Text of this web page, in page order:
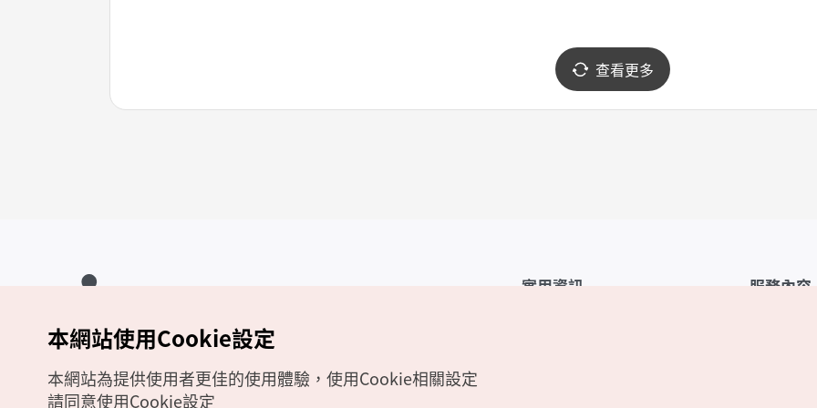
查看更多
實用資訊 服務內容
Copyrights (c) 韓國觀光公社版權所有
如有相關疑問或建議，歡迎來信至官方信箱
本網站使用Cookie設定
本網站為提供使用者更佳的使用體驗，使用Cookie相關設定
請同意使用Cookie設定